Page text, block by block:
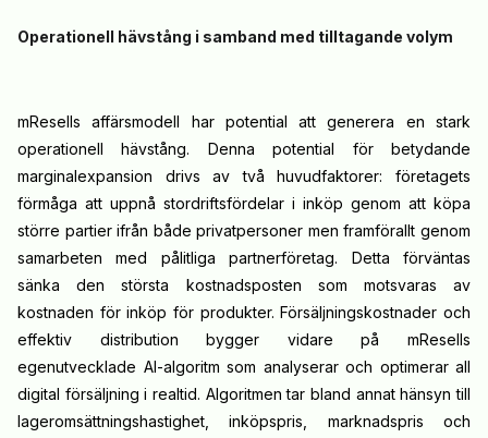
Operationell hävstång i samband med tilltagande volym
mResells affärsmodell har potential att generera en stark
operationell hävstång. Denna potential för betydande
marginalexpansion drivs av två huvudfaktorer: företagets
förmåga att uppnå stordriftsfördelar i inköp genom att köpa
större partier ifrån både privatpersoner men framförallt genom
samarbeten med pålitliga partnerföretag. Detta förväntas
sänka den största kostnadsposten som motsvaras av
kostnaden för inköp för produkter. Försäljningskostnader och
effektiv distribution bygger vidare på mResells
egenutvecklade AI-algoritm som analyserar och optimerar all
digital försäljning i realtid. Algoritmen tar bland annat hänsyn till
lageromsättningshastighet, inköpspris, marknadspris och